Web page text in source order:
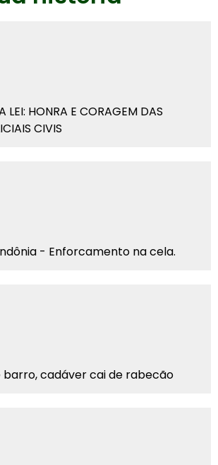
LEI: HONRA E CORAGEM DAS
CIVIS
- Enforcamento na cela.
barro, cadáver cai de rabecão